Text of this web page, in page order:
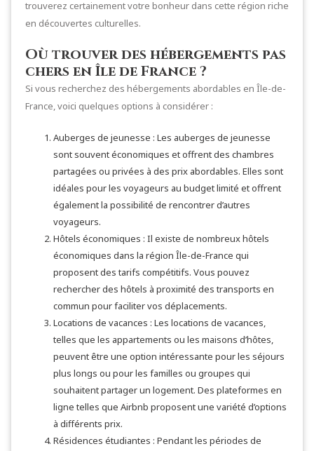
trouverez certainement votre bonheur dans cette région riche
en découvertes culturelles.
Où trouver des hébergements pas
chers en Île de France ?
Si vous recherchez des hébergements abordables en Île-de-
France, voici quelques options à considérer :
Auberges de jeunesse : Les auberges de jeunesse
sont souvent économiques et offrent des chambres
partagées ou privées à des prix abordables. Elles sont
idéales pour les voyageurs au budget limité et offrent
également la possibilité de rencontrer d’autres
voyageurs.
Hôtels économiques : Il existe de nombreux hôtels
économiques dans la région Île-de-France qui
proposent des tarifs compétitifs. Vous pouvez
rechercher des hôtels à proximité des transports en
commun pour faciliter vos déplacements.
Locations de vacances : Les locations de vacances,
telles que les appartements ou les maisons d’hôtes,
peuvent être une option intéressante pour les séjours
plus longs ou pour les familles ou groupes qui
souhaitent partager un logement. Des plateformes en
ligne telles que Airbnb proposent une variété d’options
à différents prix.
Résidences étudiantes : Pendant les périodes de